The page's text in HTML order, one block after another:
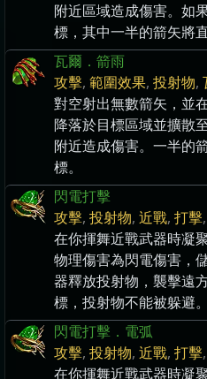
附近區域造成傷害。如
標，其中一半的箭矢將
瓦爾．箭雨
攻擊, 範圍效果, 投射物,
對空射出無數箭矢，並
降落於目標區域並擴散
附近造成傷害。一半的
標。
閃電打擊
攻擊, 投射物, 近戰, 打擊,
在你揮舞近戰武器時凝
物理傷害為閃電傷害，
器釋放投射物，襲擊遠
標，投射物不能被躲避。
閃電打擊．電弧
攻擊, 投射物, 近戰, 打擊,
在你揮舞近戰武器時凝